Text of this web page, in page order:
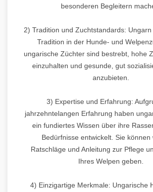
besonderen Begleitern
2) Tradition und Zuchtstandards:
Tradition in der Hunde- und
ungarische Züchter sind bestrebt, hohe
einzuhalten und gesunde, gut
anzubieten.
3) Expertise und Erfahrung:
jahrzehntelangen Erfahrung haben
ein fundiertes Wissen über ihre
Bedürfnisse entwickelt. Sie können
Ratschläge und Anleitung zur Pflege
Ihres Welpen geben.
4) Einzigartige Merkmale: Ungarische